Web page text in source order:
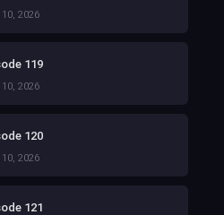
2026
119
2026
120
2026
121